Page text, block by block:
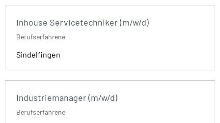
Inhouse Servicetechniker (m/w/d)
Berufserfahrene
Sindelfingen
Industriemanager (m/w/d)
Berufserfahrene